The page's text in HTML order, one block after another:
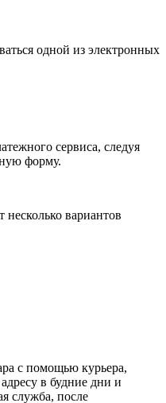
одной из электронных
сервиса, следуя
форму.
несколько вариантов
с помощью курьера,
в будние дни и
служба, после